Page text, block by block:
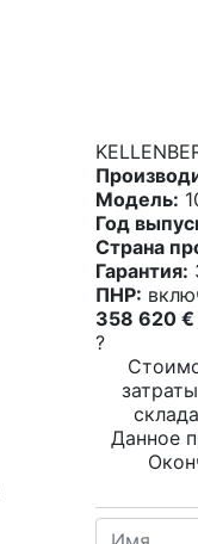
Модель:
Год
Страна
Гарантия:
ПНР:
358 620 €
?
Данное